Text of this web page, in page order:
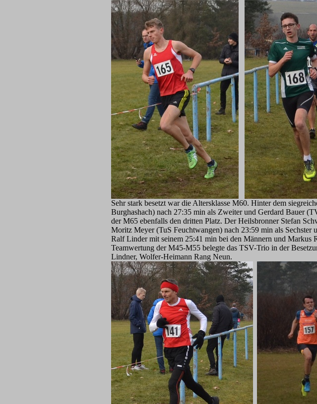
Sehr stark besetzt war die Altersklasse M60. Hinter dem
Burghashach) nach 27:35 min als Zweiter und Gerdard Bauer
der M65 ebenfalls den dritten Platz. Der Heilsbronner Stefan
Moritz Meyer (TuS Feuchtwangen) nach 23:59 min als Sechster
Ralf Linder mit seinem 25:41 min bei den Männern und Markus
Teamwertung der M45-M55 belegte das TSV-Trio in der
Lindner, Wolfer-Heimann Rang Neun.